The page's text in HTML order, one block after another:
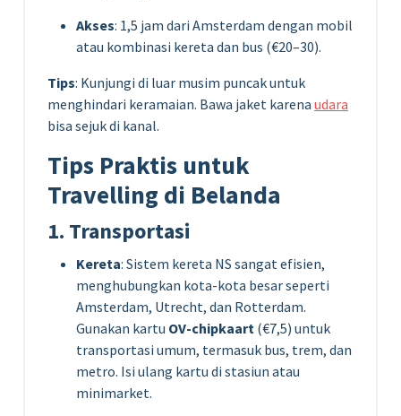
Akses: 1,5 jam dari Amsterdam dengan mobil
atau kombinasi kereta dan bus (€20–30).
Tips: Kunjungi di luar musim puncak untuk
menghindari keramaian. Bawa jaket karena udara
bisa sejuk di kanal.
Tips Praktis untuk
Travelling di Belanda
1. Transportasi
Kereta: Sistem kereta NS sangat efisien,
menghubungkan kota-kota besar seperti
Amsterdam, Utrecht, dan Rotterdam.
Gunakan kartu OV-chipkaart (€7,5) untuk
transportasi umum, termasuk bus, trem, dan
metro. Isi ulang kartu di stasiun atau
minimarket.